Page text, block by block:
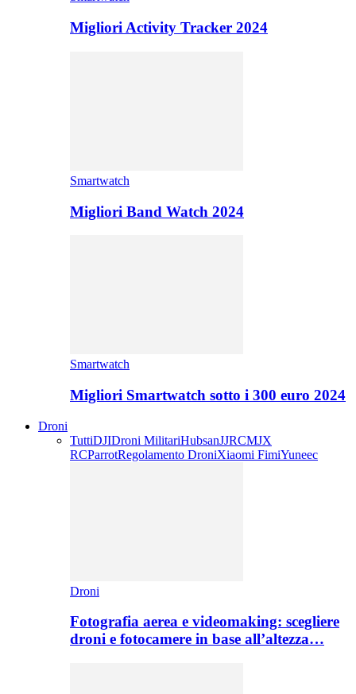
Migliori Activity Tracker 2024
Smartwatch
Migliori Band Watch 2024
Smartwatch
Migliori Smartwatch sotto i 300 euro 2024
Droni
TuttiDJIDroni MilitariHubsanJJRCMJX
RCParrotRegolamento DroniXiaomi FimiYuneec
Droni
Fotografia aerea e videomaking: scegliere
droni e fotocamere in base all’altezza…